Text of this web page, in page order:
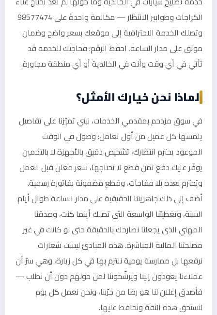
الكراجات وطوابير الانتظار — مكالمة واحدة على 98577474
وتصلك الخدمة الاحترافية إلى موقعك بسعر واضح وضمان
موثق على مدار الساعة. احفظ الرقم؛ فحاجتك للخدمة قد
تأتي في أي وقت وأنت في الخالدية أو أي منطقة مجاورة.
لماذا نحن خيارك الأمثل؟
في سوق مزدحم بمقدمي الخدمات، نبني تميّزنا على تفاصيل
يلمسها كل عميل من أول تعامل: وصول في الوقت
الموعود يحترم انتظارك، تشخيص دقيق بالأجهزة لا بالتخمين
يوفّر عليك دفع ثمن قطع لا تحتاجها، سعر معلن قبل العمل
ويُحترم بعده بلا مفاجآت، وقطع مضمونة بفاتورة رسمية.
أضف إلى ذلك جاهزيتنا الحقيقية على مدار الساعة طوال أيام
السنة، وتغطيتنا الواسعة التي تصلك أينما كنت، وصدقنا
المهني الذي يجعلنا نصارحك بالحقيقة حتى لو كانت في غير
مصلحتنا المالية المباشرة. هذه المبادئ ليست شعارات
نرفعها بل ممارسة يومية نلتزم بها في كل زيارة، وهي سرّ أن
عملاءنا يعودون إلينا ويرشّحوننا لمن حولهم دون أن نطلب —
فأصدق إعلان لنا هو رضا من جرّبنا، ونحن نعمل كل يوم
لنستحق هذه الثقة ونحافظ عليها.